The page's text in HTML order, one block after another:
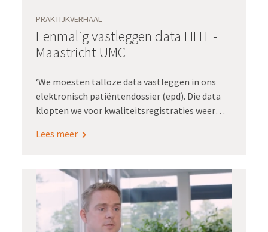
PRAKTIJKVERHAAL
Eenmalig vastleggen data HHT -
Maastricht UMC
‘We moesten talloze data vastleggen in ons
elektronisch patiëntendossier (epd). Die data
klopten we voor kwaliteitsregistraties weer
wilden is het eenmalig vastleggen van data, die
kwaliteitsregistratie en research. Dát was onze
filosofie toen we begonnen in 2015.’
Lees meer